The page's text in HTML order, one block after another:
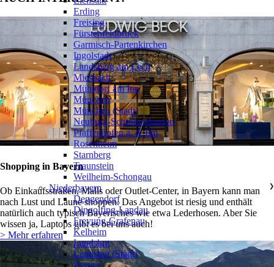
Shopping in Bayern
Ob Einkaufsstraßen, Malls oder Outlet-Center, in Bayern kann man
nach Lust und Laune shoppen. Das Angebot ist riesig und enthält
natürlich auch typisch Bayerisches wie etwa Lederhosen. Aber Sie
wissen ja, Laptops gibt es bei uns auch!
> Mehr erfahren
Erding
Freising
Fürstenfeldbruck
Garmisch-Partenkirchen
Ingolstadt
Landsberg am Lech
Miesbach
Mühldorf am Inn
München
München (Stadt)
Neuburg-Schrobenhausen
Pfaffenhofen a. d. Ilm
Rosenheim
Starnberg
Traunstein
Weilheim-Schongau
Niederbayern
❯
Deggendorf
Dingolfing-Landau
Freyung-Grafenau
Kelheim
Landshut
Landshut (Stadt)
Passau